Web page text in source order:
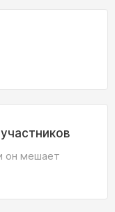
он мешает